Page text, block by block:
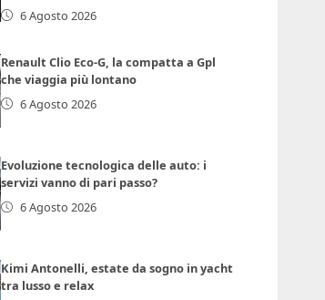
6 Agosto 2026
Renault Clio Eco-G, la compatta a Gpl
che viaggia più lontano
6 Agosto 2026
Evoluzione tecnologica delle auto: i
servizi vanno di pari passo?
6 Agosto 2026
Kimi Antonelli, estate da sogno in yacht
tra lusso e relax